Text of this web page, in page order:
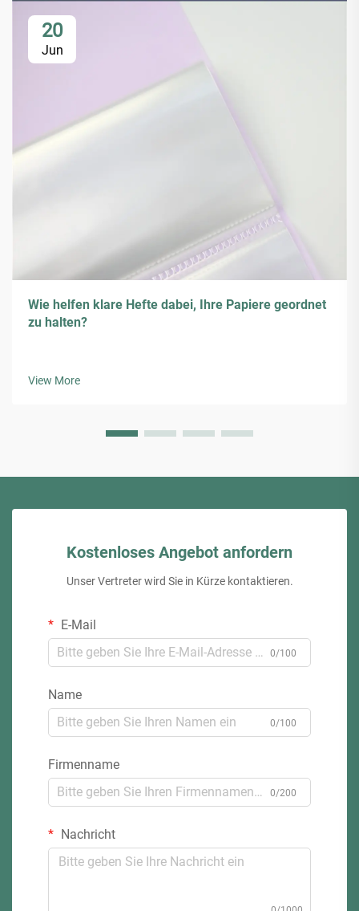
20
Jun
Wie helfen klare Hefte dabei, Ihre Papiere geordnet
zu halten?
View More
Kostenloses Angebot anfordern
Unser Vertreter wird Sie in Kürze kontaktieren.
E-Mail
0/100
Name
0/100
Firmenname
0/200
Nachricht